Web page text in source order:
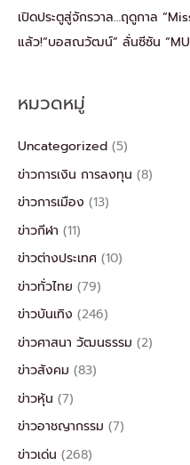
เปิดประตูสู่จักรวาล…ฤดูกาล
แล้ว!“บอสณวัฒน์” ลั่นซีซัน
หมวดหมู่
Uncategorized (5)
ข่าวการเงิน การลงทุน (8)
ข่าวการเมือง (13)
ข่าวกีฬา (11)
ข่าวต่างประเทศ (10)
ข่าวทั่วไทย (79)
ข่าวบันเทิง (246)
ข่าวศาสนา วัฒนธรรม (2)
ข่าวสังคม (83)
ข่าวหุ้น (7)
ข่าวอาชญากรรม (7)
ข่าวเด่น (268)